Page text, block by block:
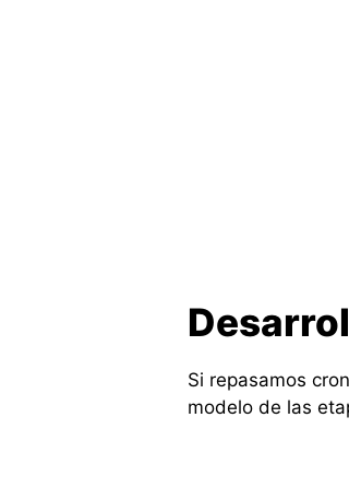
Si repasamos
modelo de las